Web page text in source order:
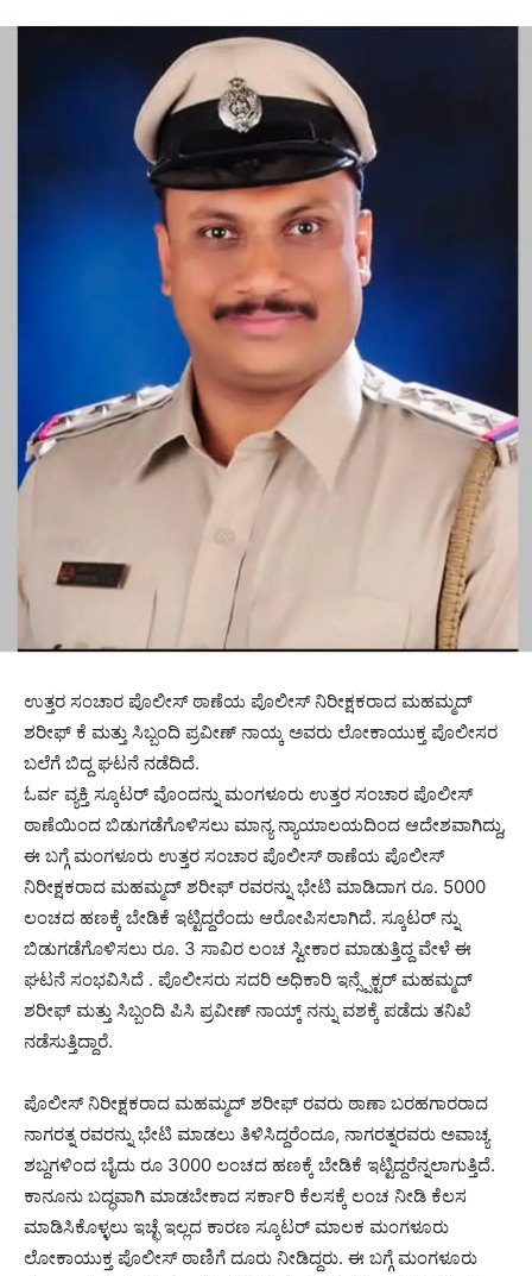
ಉತ್ತರ ಸಂಚಾರ ಪೊಲೀಸ್ ಠಾಣೆಯ ಪೊಲೀಸ್ ನಿರೀಕ್ಷಕರಾದ ಮಹಮ್ಮದ್
ಶರೀಫ್ ಕೆ ಮತ್ತು ಸಿಬ್ಬಂದಿ ಪ್ರವೀಣ್ ನಾಯ್ಕ ಅವರು ಲೋಕಾಯುಕ್ತ ಪೊಲೀಸರ
ಬಲೆಗೆ ಬಿದ್ದ ಘಟನೆ ನಡೆದಿದೆ.
ಓರ್ವ ವ್ಯಕ್ತಿ ಸ್ಕೂಟರ್ ವೊಂದನ್ನು ಮಂಗಳೂರು ಉತ್ತರ ಸಂಚಾರ ಪೊಲೀಸ್
ಠಾಣೆಯಿಂದ ಬಿಡುಗಡೆಗೊಳಿಸಲು ಮಾನ್ಯ ನ್ಯಾಯಾಲಯದಿಂದ ಆದೇಶವಾಗಿದ್ದು,
ಈ ಬಗ್ಗೆ ಮಂಗಳೂರು ಉತ್ತರ ಸಂಚಾರ ಪೊಲೀಸ್ ಠಾಣೆಯ ಪೊಲೀಸ್
ನಿರೀಕ್ಷಕರಾದ ಮಹಮ್ಮದ್ ಶರೀಫ್ ರವರನ್ನು ಭೇಟಿ ಮಾಡಿದಾಗ ರೂ. 5000
ಲಂಚದ ಹಣಕ್ಕೆ ಬೇಡಿಕೆ ಇಟ್ಟಿದ್ದರೆಂದು ಆರೋಪಿಸಲಾಗಿದೆ. ಸ್ಕೂಟರ್ ನ್ನು
ಬಿಡುಗಡೆಗೊಳಿಸಲು ರೂ. 3 ಸಾವಿರ ಲಂಚ ಸ್ವೀಕಾರ ಮಾಡುತ್ತಿದ್ದ ವೇಳೆ ಈ
ಘಟನೆ ಸಂಭವಿಸಿದೆ . ಪೊಲೀಸರು ಸದರಿ ಅಧಿಕಾರಿ ಇನ್ಸ್ಪೆಕ್ಟರ್ ಮಹಮ್ಮದ್
ಶರೀಫ್ ಮತ್ತು ಸಿಬ್ಬಂದಿ ಪಿಸಿ ಪ್ರವೀಣ್ ನಾಯ್ಕ್ ನನ್ನು ವಶಕ್ಕೆ ಪಡೆದು ತನಿಖೆ
ನಡೆಸುತ್ತಿದ್ದಾರೆ.
ಪೊಲೀಸ್ ನಿರೀಕ್ಷಕರಾದ ಮಹಮ್ಮದ್ ಶರೀಫ್ ರವರು ಠಾಣಾ ಬರಹಗಾರರಾದ
ನಾಗರತ್ನ ರವರನ್ನು ಭೇಟಿ ಮಾಡಲು ತಿಳಿಸಿದ್ದರೆಂದೂ, ನಾಗರತ್ನರವರು ಅವಾಚ್ಯ
ಶಬ್ದಗಳಿಂದ ಬೈದು ರೂ 3000 ಲಂಚದ ಹಣಕ್ಕೆ ಬೇಡಿಕೆ ಇಟ್ಟಿದ್ದರೆನ್ನಲಾಗುತ್ತಿದೆ.
ಕಾನೂನು ಬದ್ಧವಾಗಿ ಮಾಡಬೇಕಾದ ಸರ್ಕಾರಿ ಕೆಲಸಕ್ಕೆ ಲಂಚ ನೀಡಿ ಕೆಲಸ
ಮಾಡಿಸಿಕೊಳ್ಳಲು ಇಚ್ಛೆ ಇಲ್ಲದ ಕಾರಣ ಸ್ಕೂಟರ್ ಮಾಲಕ ಮಂಗಳೂರು
ಲೋಕಾಯುಕ್ತ ಪೊಲೀಸ್ ಠಾಣಿಗೆ ದೂರು ನೀಡಿದ್ದರು. ಈ ಬಗ್ಗೆ ಮಂಗಳೂರು